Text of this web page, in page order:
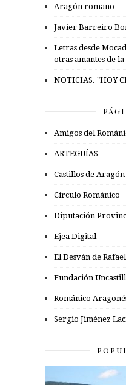
Aragón romano
Javier Barreiro
Letras desde
otras amantes de
NOTICIAS. "HOY
Amigos del
ARTEGUÍAS
Castillos de Aragón
Círculo Románico
Diputación
Ejea Digital
El Desván de
Fundación
Románico
Sergio Jiménez